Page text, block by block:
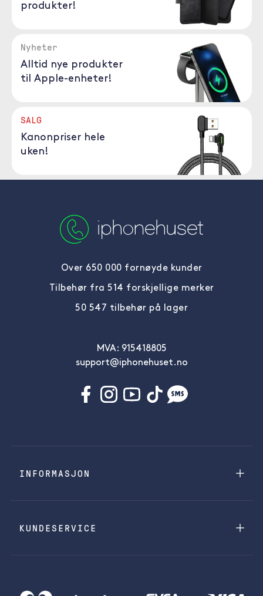
produkter!
Nyheter
Alltid nye produkter
til Apple-enheter!
SALG
Kanonpriser hele
uken!
Over 650 000 fornøyde kunder
Tilbehør fra 514 forskjellige merker
50 547 tilbehør på lager
MVA: 915418805
support@iphonehuset.no
INFORMASJON
KUNDESERVICE